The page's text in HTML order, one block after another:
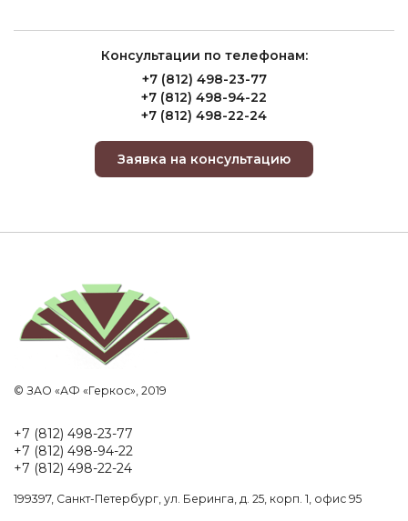
Консультации по телефонам:
+7 (812) 498-23-77
+7 (812) 498-94-22
+7 (812) 498-22-24
Заявка на консультацию
© ЗАО «АФ «Геркос», 2019
+7 (812) 498-23-77
+7 (812) 498-94-22
+7 (812) 498-22-24
199397, Санкт-Петербург, ул. Беринга, д. 25, корп. 1, офис 95